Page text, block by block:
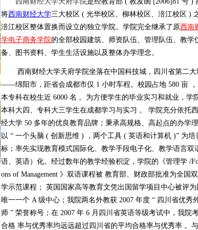
将西南财经大学三大校区 ( 光华校区、柳林校区、涪江校区 )
涪江校区整体置换而设立的独立学院。学院完全继承了原西南
学电子商务学院的全部校园建筑、师资队伍、管理队伍、教学
备、图书资料、学生生活设施以及整体办学理念。
西南财经大学天府学院坐落在中国科技城，四川省第二大
——绵阳市，距省会成都市仅 1 小时车程。校园占地 580 亩
本专科在校生近 6000 名 。为方便学生的毕业实习和就业，学
本科大四、专科大三学生在成都学习与实习 。 学院充分依托
经大学 50 多年的优良教育品牌；秉承高规格、高起点的办学理
以 “ 一个头脑 ( 创新思维 ) ，两个工具 ( 英语和计算机 )” 为培
标；率先实现教育模式国际化、教学手段电子化、教学语言双
语、英语）化。经过数年的教学经验积淀，学院的《管理学 /
ons of Management 》双语课程被 教育部、财政部批准为全国
学示范课程； 英国国家高等教育文凭出国留学项目中心被评为
唯一一个 A 级中心；我院两名外教获 2007 年度 “ 四川省优秀
师 ” 荣誉称号；在 2007 年 6 月四川省英语等级考试中，我院
合格 率与优秀率均远远超过四川省的平均合格率与优秀率 。